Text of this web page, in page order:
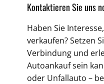
Kontaktieren Sie uns
Haben Sie
verkaufen? Setzen
Verbindung und
Autoankauf sein
oder Unfallauto –